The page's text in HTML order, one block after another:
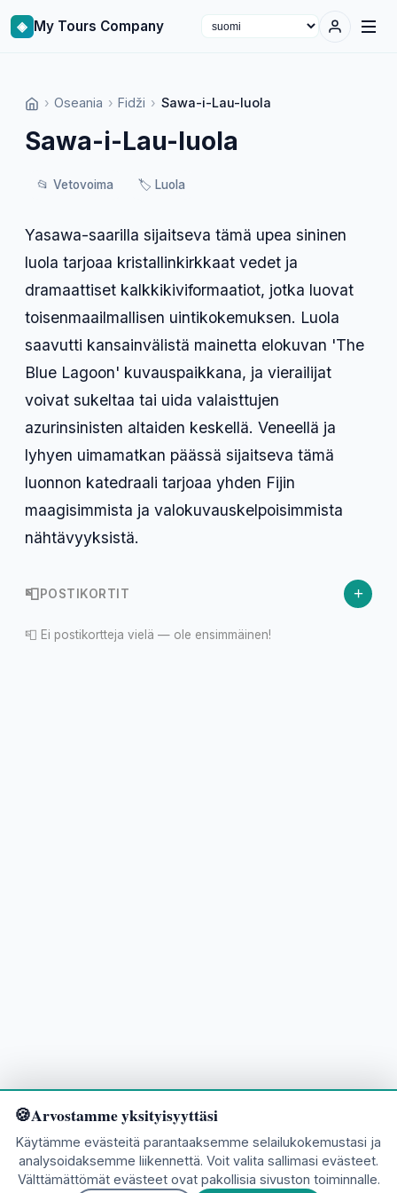
◈ My Tours Company
Select language
› Oseania › Fidži › Sawa-i-Lau-luola
Sawa-i-Lau-luola
📂 Vetovoima 🏷️ Luola
Yasawa-saarilla sijaitseva tämä upea sininen
luola tarjoaa kristallinkirkkaat vedet ja
dramaattiset kalkkikiviformaatiot, jotka luovat
toisenmaailmallisen uintikokemuksen. Luola
saavutti kansainvälistä mainetta elokuvan 'The
Blue Lagoon' kuvauspaikkana, ja vierailijat
voivat sukeltaa tai uida valaisttujen
azurinsinisten altaiden keskellä. Veneellä ja
lyhyen uimamatkan päässä sijaitseva tämä
luonnon katedraali tarjoaa yhden Fijin
maagisimmista ja valokuvauskelpoisimmista
nähtävyyksistä.
📮POSTIKORTIT +
📮 Ei postikortteja vielä — ole ensimmäinen!
Arvostamme yksityisyyttäsi
Käytämme evästeitä parantaaksemme selailukokemustasi ja
analysoidaksemme liikennettä. Voit valita sallimasi evästeet.
Välttämättömät evästeet ovat pakollisia sivuston toiminnalle.